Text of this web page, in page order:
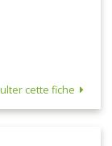
cette fiche